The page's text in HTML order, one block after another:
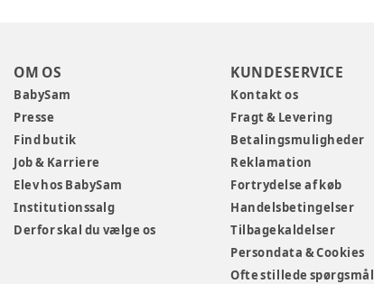
OM OS
BabySam
Presse
Find butik
Job & Karriere
Elev hos BabySam
Institutionssalg
Derfor skal du vælge os
KUNDESERVICE
Kontakt os
Fragt & Levering
Betalingsmuligheder
Reklamation
Fortrydelse af køb
Handelsbetingelser
Tilbagekaldelser
Persondata & Cookies
Ofte stillede spørgsmål